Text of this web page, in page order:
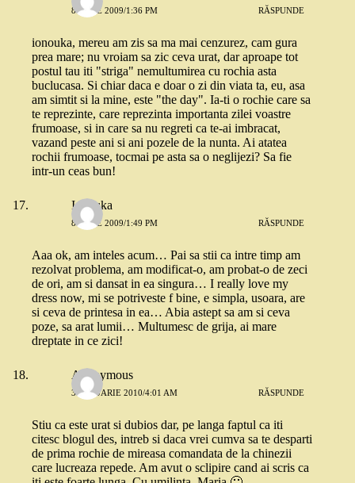
8 IULIE 2009/1:36 PM RĂSPUNDE
ionouka, mereu am zis sa ma mai cenzurez, cam gura
prea mare; nu vroiam sa zic ceva urat, dar aproape tot
postul tau iti "striga" nemultumirea cu rochia asta
buclucasa. Si chiar daca e doar o zi din viata ta, eu, asa
am simtit si la mine, este "the day". Ia-ti o rochie care sa
te reprezinte, care reprezinta importanta zilei voastre
frumoase, si in care sa nu regreti ca te-ai imbracat,
vazand peste ani si ani pozele de la nunta. Ai atatea
rochii frumoase, tocmai pe asta sa o neglijezi? Sa fie
intr-un ceas bun!
Ionouka
8 IULIE 2009/1:49 PM RĂSPUNDE
Aaa ok, am inteles acum… Pai sa stii ca intre timp am
rezolvat problema, am modificat-o, am probat-o de zeci
de ori, am si dansat in ea singura… I really love my
dress now, mi se potriveste f bine, e simpla, usoara, are
si ceva de printesa in ea… Abia astept sa am si ceva
poze, sa arat lumii… Multumesc de grija, ai mare
dreptate in ce zici!
Anonymous
3 IANUARIE 2010/4:01 AM RĂSPUNDE
Stiu ca este urat si dubios dar, pe langa faptul ca iti
citesc blogul des, intreb si daca vrei cumva sa te desparti
de prima rochie de mireasa comandata de la chinezii
care lucreaza repede. Am avut o sclipire cand ai scris ca